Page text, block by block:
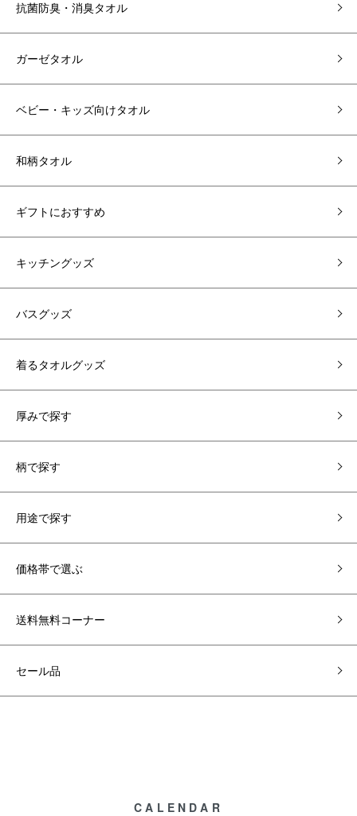
抗菌防臭・消臭タオル
ガーゼタオル
ベビー・キッズ向けタオル
和柄タオル
ギフトにおすすめ
キッチングッズ
バスグッズ
着るタオルグッズ
厚みで探す
柄で探す
用途で探す
価格帯で選ぶ
送料無料コーナー
セール品
CALENDAR